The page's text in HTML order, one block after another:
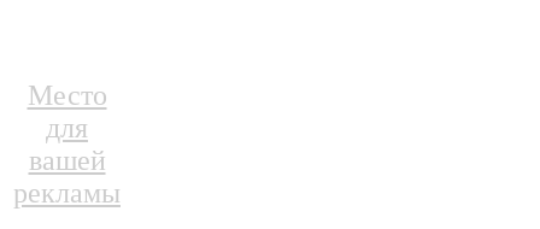
Место
для
вашей
рекламы